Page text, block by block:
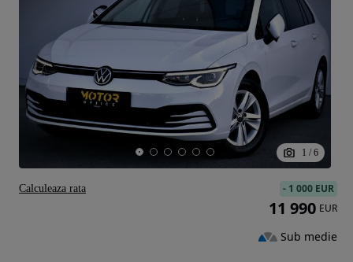
1 / 6
- 1 000 EUR
11 990 EUR
Sub medie
Calculeaza rata